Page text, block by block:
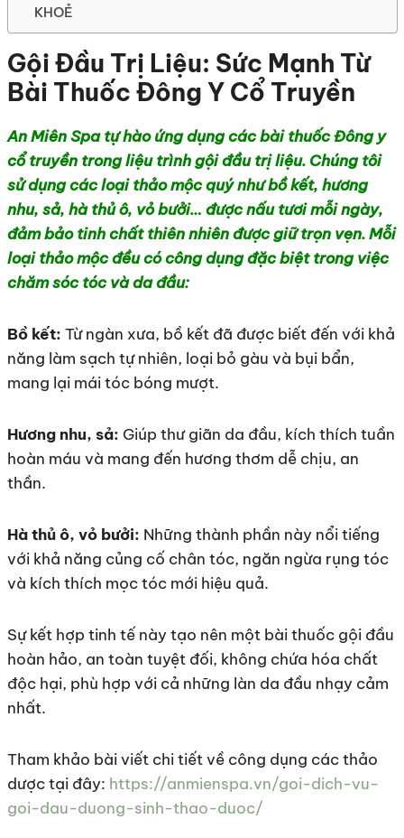
KHOẺ
Gội Đầu Trị Liệu: Sức Mạnh Từ
Bài Thuốc Đông Y Cổ Truyền
An Miên Spa tự hào ứng dụng các bài thuốc Đông y
cổ truyền trong liệu trình gội đầu trị liệu. Chúng tôi
sử dụng các loại thảo mộc quý như bồ kết, hương
nhu, sả, hà thủ ô, vỏ bưởi… được nấu tươi mỗi ngày,
đảm bảo tinh chất thiên nhiên được giữ trọn vẹn. Mỗi
loại thảo mộc đều có công dụng đặc biệt trong việc
chăm sóc tóc và da đầu:
Bồ kết: Từ ngàn xưa, bồ kết đã được biết đến với khả
năng làm sạch tự nhiên, loại bỏ gàu và bụi bẩn,
mang lại mái tóc bóng mượt.
Hương nhu, sả: Giúp thư giãn da đầu, kích thích tuần
hoàn máu và mang đến hương thơm dễ chịu, an
thần.
Hà thủ ô, vỏ bưởi: Những thành phần này nổi tiếng
với khả năng củng cố chân tóc, ngăn ngừa rụng tóc
và kích thích mọc tóc mới hiệu quả.
Sự kết hợp tinh tế này tạo nên một bài thuốc gội đầu
hoàn hảo, an toàn tuyệt đối, không chứa hóa chất
độc hại, phù hợp với cả những làn da đầu nhạy cảm
nhất.
Tham khảo bài viết chi tiết về công dụng các thảo
dược tại đây: https://anmienspa.vn/goi-dich-vu-
goi-dau-duong-sinh-thao-duoc/